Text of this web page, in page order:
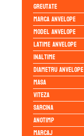
Greutate
Marca anvelope
Model anvelope
Latime anvelope
Inaltime
Diametru anvelope
Masa
Viteza
Sarcina
Anotimp
Marcaj